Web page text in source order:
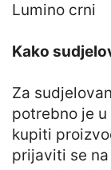
Lumino crni
Kako
Za
potrebno je
kupiti
prijaviti se